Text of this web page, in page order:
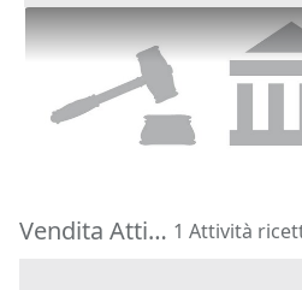
1#8168 Cessione di ramo
esercente l'attività
Foligno (Perugia)
22.453 €
Vendita Attività ricettive in Umbria 1 Attività